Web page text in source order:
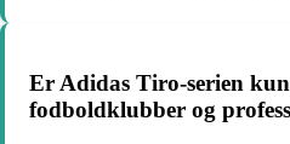
Er Adidas Tiro-serien
fodboldklubber og